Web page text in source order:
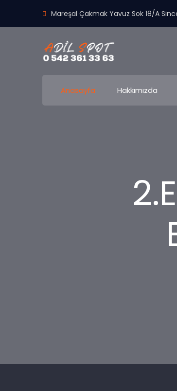
Mareşal Çakmak Yavuz Sok 18/A
Anasayfa Hakkımızda